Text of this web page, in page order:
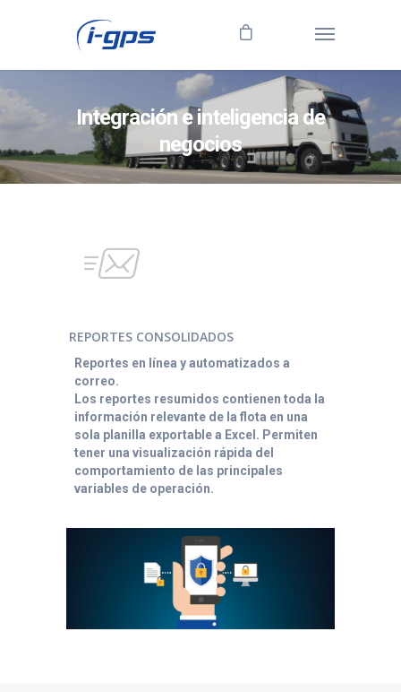
Integración e inteligencia de
negocios
REPORTES CONSOLIDADOS
Reportes en línea y automatizados a
correo.
Los reportes resumidos contienen toda la
información relevante de la flota en una
sola planilla exportable a Excel. Permiten
tener una visualización rápida del
comportamiento de las principales
variables de operación.